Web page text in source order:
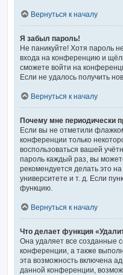
Вернуться к началу
Я забыл пароль!
Не паникуйте! Хотя пароль
входа на конференцию и
сможете войти на
Если не удалось получить
Вернуться к началу
Почему мне периодически
Если вы не отметили
конференции только
воспользоваться вашей
пароль каждый раз, вы
рекомендуется делать это
университете и т. д. Если
функцию.
Вернуться к началу
Что делает функция
Она удаляет все созданные
конференции, а также
эта возможность включена
данной конференции,